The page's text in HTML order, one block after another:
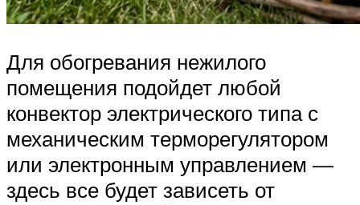
Для обогревания нежилого
помещения подойдет любой
конвектор электрического типа с
механическим терморегулятором
или электронным управлением —
здесь все будет зависеть от